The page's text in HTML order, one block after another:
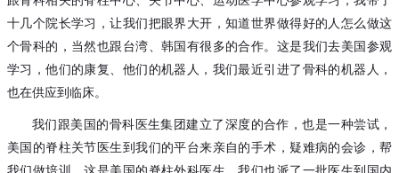
十几个院长学习，让我们把眼界大开，知道世界做得好的人怎么做这
个骨科的，当然也跟台湾、韩国有很多的合作。这是我们去美国参观
学习，他们的康复、他们的机器人，我们最近引进了骨科的机器人，
也在供应到临床。
我们跟美国的骨科医生集团建立了深度的合作，也是一种尝试，
美国的脊柱关节医生到我们的平台来亲自的手术，疑难病的会诊，帮